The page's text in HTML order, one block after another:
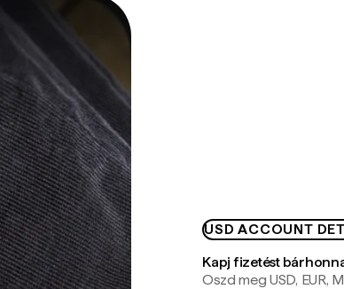
USD ACCOUNT
Kapj fizetést
Oszd meg USD, EUR,